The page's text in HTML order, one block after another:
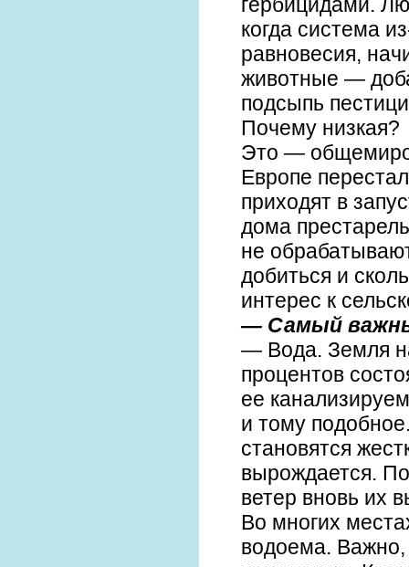
гербицидами.
когда система
равновесия,
животные —
подсыпь
Почему низкая?
Это —
Европе
приходят в
дома
не
добиться и
интерес к
— Самый
— Вода. Земля
процентов
ее
и тому
становятся
вырождается.
ветер вновь их
Во многих
водоема.